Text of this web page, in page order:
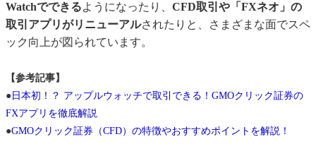
Watchでできるようになったり、 CFD取引や「FXネオ」の
取引アプリがリニューアルされたりと、さまざまな面でスペ
ック向上が図られています。
【参考記事】
● 日本初！？ アップルウォッチで取引できる！GMOクリック証券の
FXアプリを徹底解説
●GMOクリック証券（CFD）の特徴やおすすめポイントを解説！